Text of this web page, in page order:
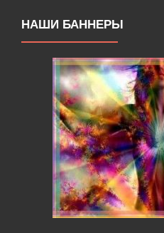
НАШИ БАННЕРЫ